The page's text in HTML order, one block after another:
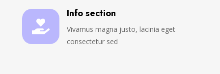

Info section
Vivamus magna justo, lacinia eget
consectetur sed